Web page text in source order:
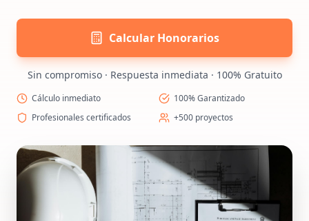
Calcular Honorarios
Sin compromiso · Respuesta inmediata · 100% Gratuito
Cálculo inmediato
100% Garantizado
Profesionales certificados
+500 proyectos